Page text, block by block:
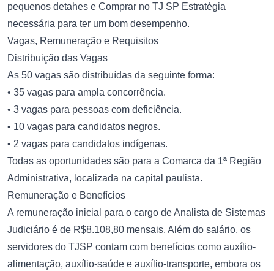
pequenos detahes e Comprar no TJ SP Estratégia
necessária para ter um bom desempenho.
Vagas, Remuneração e Requisitos
Distribuição das Vagas
As 50 vagas são distribuídas da seguinte forma:
• 35 vagas para ampla concorrência.
• 3 vagas para pessoas com deficiência.
• 10 vagas para candidatos negros.
• 2 vagas para candidatos indígenas.
Todas as oportunidades são para a Comarca da 1ª Região
Administrativa, localizada na capital paulista.
Remuneração e Benefícios
A remuneração inicial para o cargo de Analista de Sistemas
Judiciário é de R$8.108,80 mensais. Além do salário, os
servidores do TJSP contam com benefícios como auxílio-
alimentação, auxílio-saúde e auxílio-transporte, embora os